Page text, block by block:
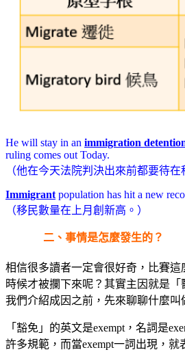
He will stay in an immigration
ruling comes out Today.
（他在今天法院判決出來前都要待在
Immigrantpopulation has hit a new
（移民數量在上月創新高。）
二、事情是怎麼發生的？
相信很多讀者一定會很好奇，比賽
時候才被攔下來呢？其實主因就是
我們介紹成因之前，先來聊聊什麼叫
「豁免」的英文是exempt，名詞是
許多規範，而當exempt一詞出現，